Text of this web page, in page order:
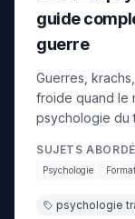
guide
guerre
Guerres,
froide quand le
psychologie du
management et
SUJETS
Psychologie
psychologie